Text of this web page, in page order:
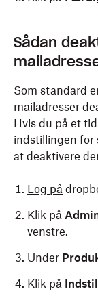
Sådan
Som standard
mailadresser
Hvis du på et
indstillingen for
at deaktivere
Log på
Klik på
venstre.
Under
Klik på